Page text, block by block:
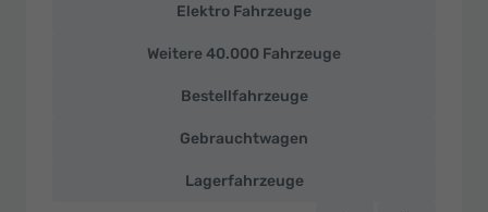
Neuwagen
Elektro Fahrzeuge
Weitere 40.000 Fahrzeuge
Bestellfahrzeuge
Gebrauchtwagen
Lagerfahrzeuge